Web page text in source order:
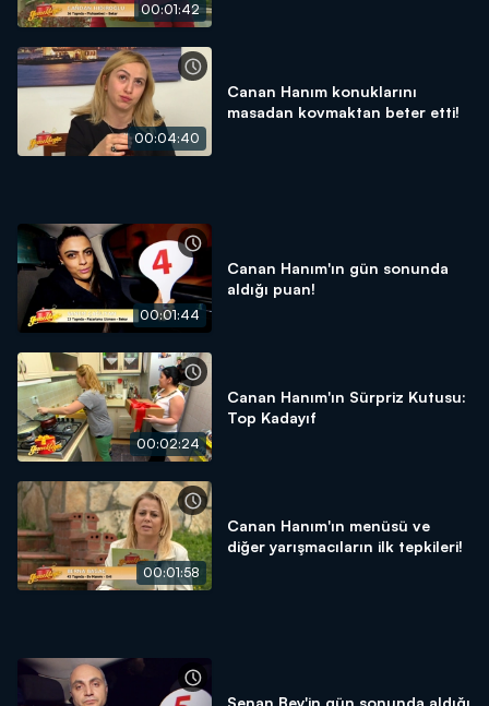
00:01:42
00:04:40
Canan Hanım konuklarını
masadan kovmaktan beter etti!
00:01:44
Canan Hanım'ın gün sonunda
aldığı puan!
00:02:24
Canan Hanım'ın Sürpriz Kutusu:
Top Kadayıf
00:01:58
Canan Hanım'ın menüsü ve
diğer yarışmacıların ilk tepkileri!
Senan Bey'in gün sonunda aldığı